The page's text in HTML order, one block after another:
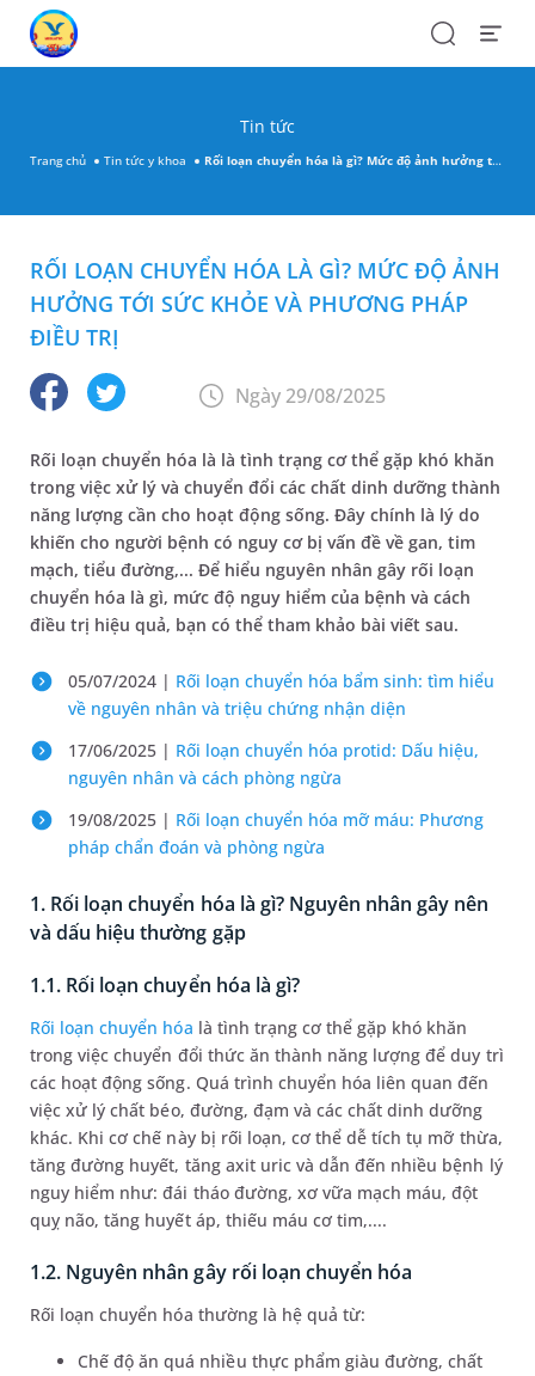
SearchOpen
Tin tức
Trang chủ Tin tức y khoa Rối loạn chuyển hóa là gì? Mức độ ảnh hưởng tới sức khỏe và phương pháp điều trị
RỐI LOẠN CHUYỂN HÓA LÀ GÌ? MỨC ĐỘ ẢNH
HƯỞNG TỚI SỨC KHỎE VÀ PHƯƠNG PHÁP
ĐIỀU TRỊ
Ngày 29/08/2025
Rối loạn chuyển hóa là là tình trạng cơ thể gặp khó khăn
trong việc xử lý và chuyển đổi các chất dinh dưỡng thành
năng lượng cần cho hoạt động sống. Đây chính là lý do
khiến cho người bệnh có nguy cơ bị vấn đề về gan, tim
mạch, tiểu đường,... Để hiểu nguyên nhân gây rối loạn
chuyển hóa là gì, mức độ nguy hiểm của bệnh và cách
điều trị hiệu quả, bạn có thể tham khảo bài viết sau.
05/07/2024 | Rối loạn chuyển hóa bẩm sinh: tìm hiểu
về nguyên nhân và triệu chứng nhận diện
17/06/2025 | Rối loạn chuyển hóa protid: Dấu hiệu,
nguyên nhân và cách phòng ngừa
19/08/2025 | Rối loạn chuyển hóa mỡ máu: Phương
pháp chẩn đoán và phòng ngừa
1. Rối loạn chuyển hóa là gì? Nguyên nhân gây nên
và dấu hiệu thường gặp
1.1. Rối loạn chuyển hóa là gì?
Rối loạn chuyển hóa là tình trạng cơ thể gặp khó khăn
trong việc chuyển đổi thức ăn thành năng lượng để duy trì
các hoạt động sống. Quá trình chuyển hóa liên quan đến
việc xử lý chất béo, đường, đạm và các chất dinh dưỡng
khác. Khi cơ chế này bị rối loạn, cơ thể dễ tích tụ mỡ thừa,
tăng đường huyết, tăng axit uric và dẫn đến nhiều bệnh lý
nguy hiểm như: đái tháo đường, xơ vữa mạch máu, đột
quỵ não, tăng huyết áp, thiếu máu cơ tim,....
1.2. Nguyên nhân gây rối loạn chuyển hóa
Rối loạn chuyển hóa thường là hệ quả từ:
Chế độ ăn quá nhiều thực phẩm giàu đường, chất